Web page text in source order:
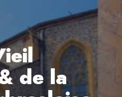
de la